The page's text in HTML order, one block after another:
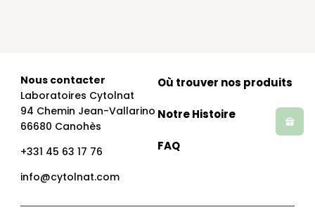
Nous contacter
Laboratoires Cytolnat
94 Chemin Jean-Vallarino
66680 Canohès
+331 45 63 17 76
info@cytolnat.com
Où trouver nos produits
Notre Histoire
FAQ